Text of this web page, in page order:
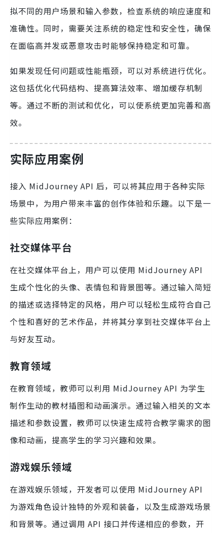
拟不同的用户场景和输入参数，检查系统的响应速度和
准确性。同时，需要关注系统的稳定性和安全性，确保
在面临高并发或恶意攻击时能够保持稳定和可靠。
如果发现任何问题或性能瓶颈，可以对系统进行优化。
这包括优化代码结构、提高算法效率、增加缓存机制
等。通过不断的测试和优化，可以使系统更加完善和高
效。
实际应用案例
接入 MidJourney API 后，可以将其应用于各种实际
场景中，为用户带来丰富的创作体验和乐趣。以下是一
些实际应用案例：
社交媒体平台
在社交媒体平台上，用户可以使用 MidJourney API
生成个性化的头像、表情包和背景图等。通过输入简短
的描述或选择特定的风格，用户可以轻松生成符合自己
个性和喜好的艺术作品，并将其分享到社交媒体平台上
与好友互动。
教育领域
在教育领域，教师可以利用 MidJourney API 为学生
制作生动的教材插图和动画演示。通过输入相关的文本
描述和参数设置，教师可以快速生成符合教学需求的图
像和动画，提高学生的学习兴趣和效果。
游戏娱乐领域
在游戏娱乐领域，开发者可以使用 MidJourney API
为游戏角色设计独特的外观和装备，以及生成游戏场景
和背景等。通过调用 API 接口并传递相应的参数，开